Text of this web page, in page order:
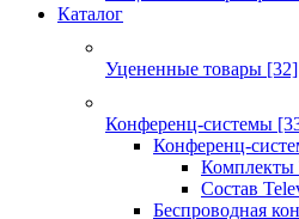
Каталог
Уцененные товары [32]
Конференц-системы
Конференц-
Комплекты
Состав
Беспроводная